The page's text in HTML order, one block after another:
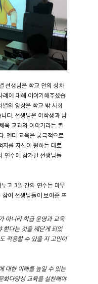
선생님은 학교 안의 성차
례에 대해 이야기해주셨습
의 양상은 학교 밖 사회
다. 선생님은 여학생과 남
육 교과와 이야기라는 콘
. 젠더 교육은 궁극적으로
지를 자신이 원하는 대로
연수에 참가한 선생님들
고 3일 간의 연수는 마무
참여 선생님들이 보여준 뜨
아니라 학급 운영과 교육
한다는 것을 깨닫게 되었
적용할 수 있을 지 고민이
대한 이해를 높일 수 있는
화다양성 교육을 실천해야